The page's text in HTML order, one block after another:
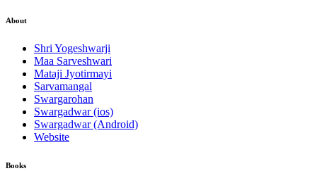
About
Shri Yogeshwarji
Maa Sarveshwari
Mataji Jyotirmayi
Sarvamangal
Swargarohan
Swargadwar (ios)
Swargadwar (Android)
Website
Books